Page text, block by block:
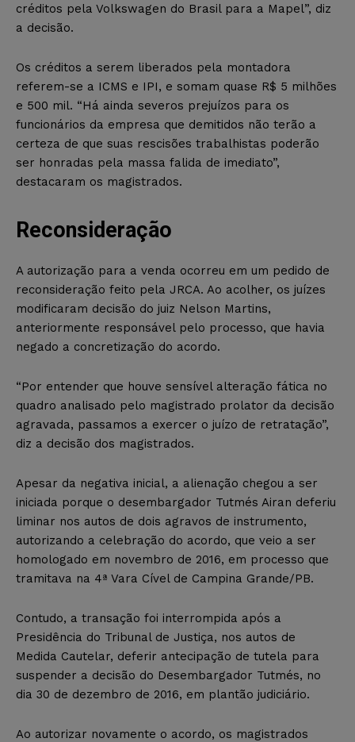
créditos pela Volkswagen do Brasil para a Mapel”, diz
a decisão.
Os créditos a serem liberados pela montadora
referem-se a ICMS e IPI, e somam quase R$ 5 milhões
e 500 mil. “Há ainda severos prejuízos para os
funcionários da empresa que demitidos não terão a
certeza de que suas rescisões trabalhistas poderão
ser honradas pela massa falida de imediato”,
destacaram os magistrados.
Reconsideração
A autorização para a venda ocorreu em um pedido de
reconsideração feito pela JRCA. Ao acolher, os juízes
modificaram decisão do juiz Nelson Martins,
anteriormente responsável pelo processo, que havia
negado a concretização do acordo.
“Por entender que houve sensível alteração fática no
quadro analisado pelo magistrado prolator da decisão
agravada, passamos a exercer o juízo de retratação”,
diz a decisão dos magistrados.
Apesar da negativa inicial, a alienação chegou a ser
iniciada porque o desembargador Tutmés Airan deferiu
liminar nos autos de dois agravos de instrumento,
autorizando a celebração do acordo, que veio a ser
homologado em novembro de 2016, em processo que
tramitava na 4ª Vara Cível de Campina Grande/PB.
Contudo, a transação foi interrompida após a
Presidência do Tribunal de Justiça, nos autos de
Medida Cautelar, deferir antecipação de tutela para
suspender a decisão do Desembargador Tutmés, no
dia 30 de dezembro de 2016, em plantão judiciário.
Ao autorizar novamente o acordo, os magistrados